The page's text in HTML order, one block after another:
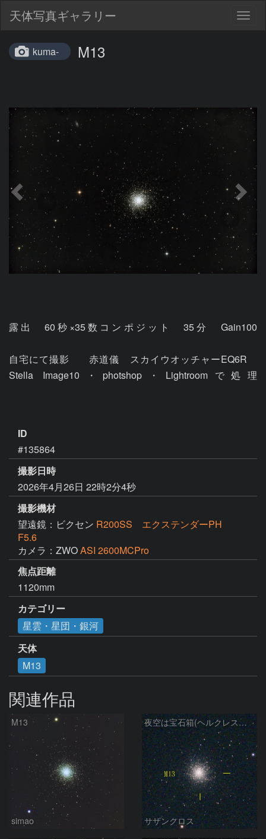
天体写真ギャラリー
kuma- M13
露出　60秒×35数コンポジット　35分	Gain100
自宅にて撮影	赤道儀　スカイウオッチャーEQ6R
Stella Image10・photshop・Lightroomで処理
ID
#135864
撮影日時
2026年4月26日 22時2分4秒
撮影機材
望遠鏡：ビクセン R200SS エクステンダーPH
F5.6
カメラ：ZWOASI 2600MCPro
焦点距離
1120mm
カテゴリー
星雲・星団・銀河
天体
M13
関連作品
M13
simao
夜空は宝石箱(ヘルクレス座 M13) Seestar50
サザンクロス